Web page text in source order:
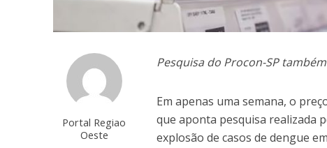
Portal Regiao
Oeste
Pesquisa do Procon-SP
Em apenas uma semana, o
que aponta pesquisa realizada
explosão de casos de dengue